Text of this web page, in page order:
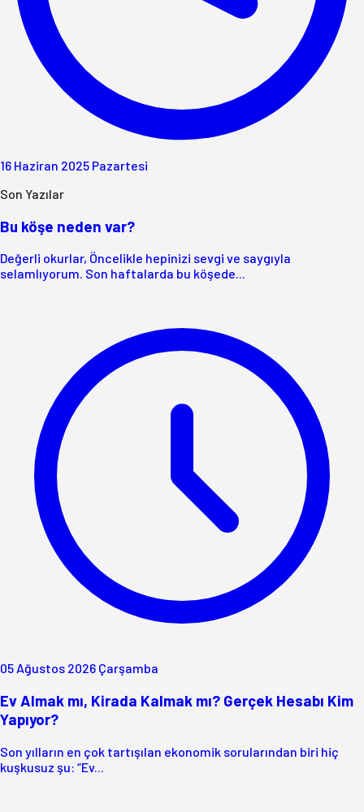
16 Haziran 2025 Pazartesi
Son Yazılar
Bu köşe neden var?
Değerli okurlar, Öncelikle hepinizi sevgi ve saygıyla
selamlıyorum. Son haftalarda bu köşede...
05 Ağustos 2026 Çarşamba
Ev Almak mı, Kirada Kalmak mı? Gerçek Hesabı Kim
Yapıyor?
Son yılların en çok tartışılan ekonomik sorularından biri hiç
kuşkusuz şu: “Ev...